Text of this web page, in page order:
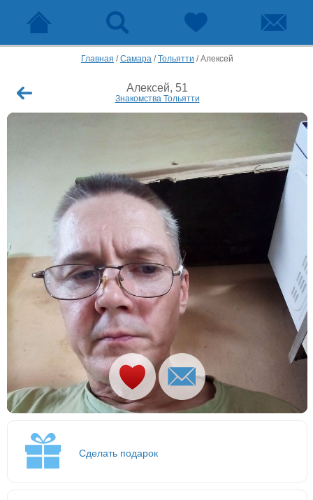
Главная /Самара /Тольятти /Алексей
Алексей, 51
Знакомства Тольятти
Сделать подарок